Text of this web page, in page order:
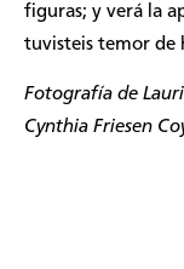
figuras; y verá la
tuvisteis temor de
Fotografía de
Cynthia Friesen